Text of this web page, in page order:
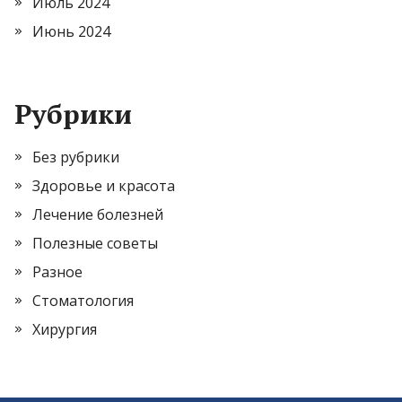
Июнь 2024
Рубрики
Без рубрики
Здоровье и красота
Лечение болезней
Полезные советы
Разное
Стоматология
Хирургия